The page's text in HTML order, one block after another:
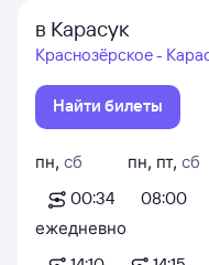
в Карасук
Краснозёрское -
Найти билеты
пн, сб
00:34
пн, пт, сб
08:00
ежедневно